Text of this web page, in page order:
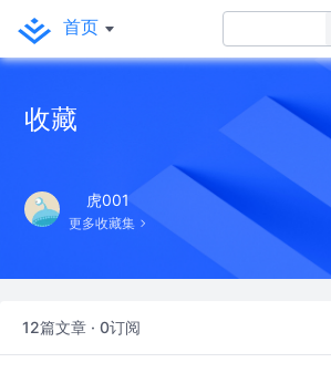
首页
收藏
虎001
更多收藏集
12篇文章 · 0订阅